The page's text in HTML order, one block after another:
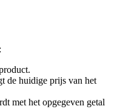
de huidige prijs van het
met het opgegeven getal